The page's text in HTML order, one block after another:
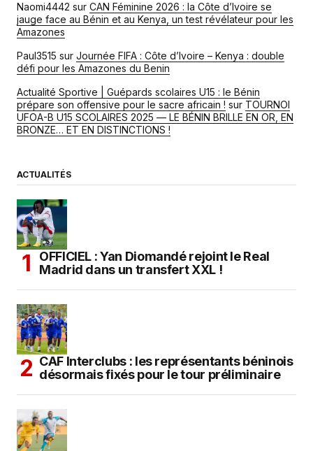
Naomi4442 sur CAN Féminine 2026 : la Côte d’Ivoire se
jauge face au Bénin et au Kenya, un test révélateur pour les
Amazones
Paul3515 sur Journée FIFA : Côte d’Ivoire – Kenya : double
défi pour les Amazones du Benin
Actualité Sportive | Guépards scolaires U15 : le Bénin
prépare son offensive pour le sacre africain ! sur TOURNOI
UFOA-B U15 SCOLAIRES 2025 — LE BÉNIN BRILLE EN OR, EN
BRONZE… ET EN DISTINCTIONS !
ACTUALITÉS
OFFICIEL : Yan Diomandé rejoint le Real
Madrid dans un transfert XXL !
CAF Interclubs : les représentants béninois
désormais fixés pour le tour préliminaire